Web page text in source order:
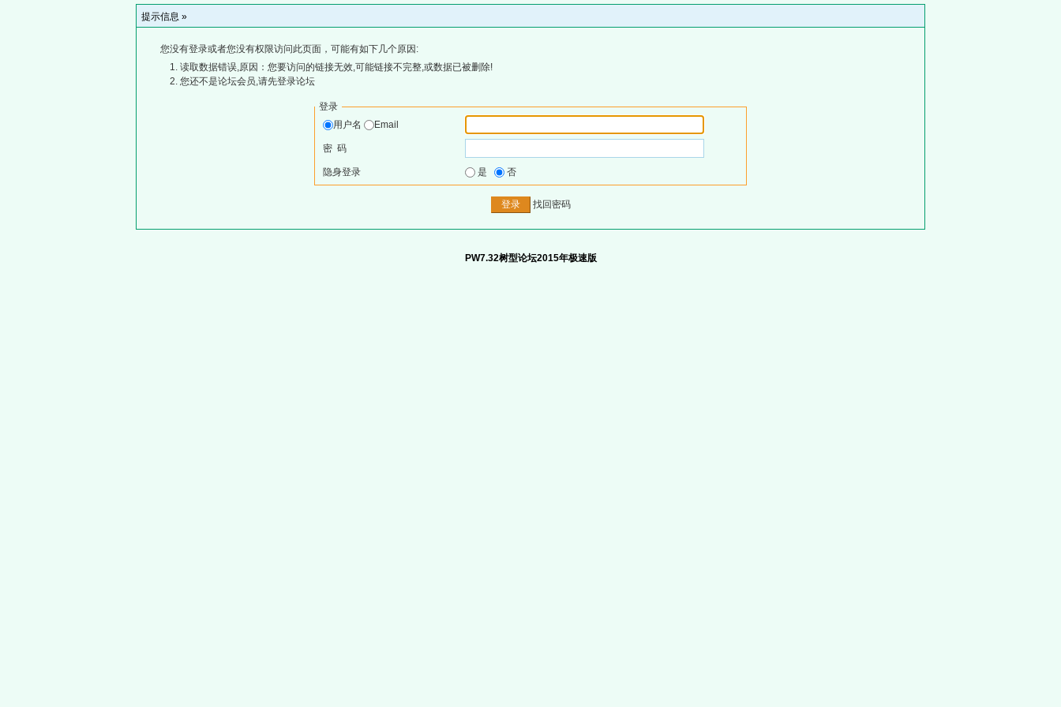
提示信息 »
您没有登录或者您没有权限访问此页面，可能有如下几个原因:
读取数据错误,原因：您要访问的链接无效,可能链接不完整,或数据已被删除!
您还不是论坛会员,请先登录论坛
登录
用户名
Email
密 码
隐身登录 是 否
找回密码
PW7.32树型论坛2015年极速版